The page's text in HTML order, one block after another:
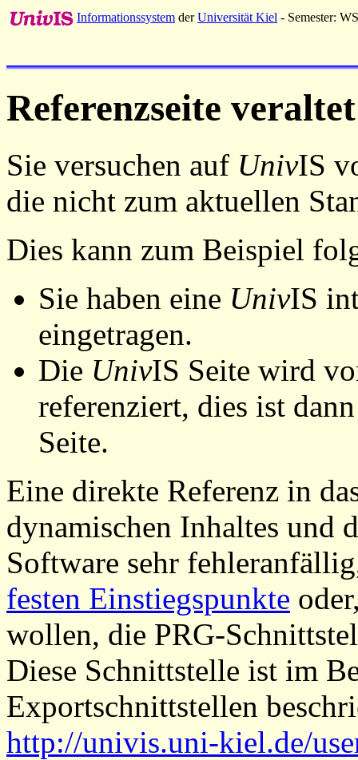
Informationssystem derUniversität Kiel - Semester:
Referenzseite veraltet
Sie versuchen auf UnivIS
die nicht zum aktuellen
Dies kann zum Beispiel
Sie haben eine UnivIS
eingetragen.
Die UnivIS Seite wird
referenziert, dies ist
Seite.
Eine direkte Referenz in
dynamischen Inhaltes und
Software sehr
festen Einstiegspunkte
wollen, die PRG-
Diese Schnittstelle ist im
Exportschnittstellen
http://univis.uni-kiel.de/